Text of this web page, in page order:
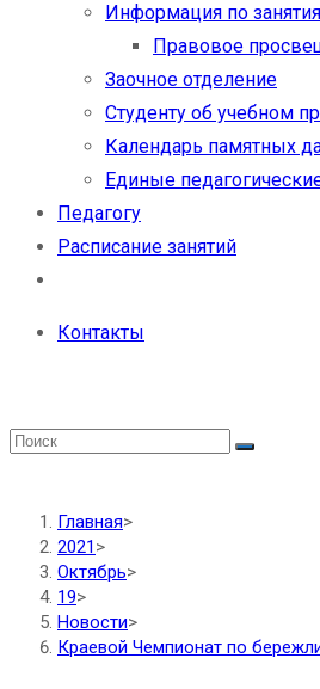
Информация по
Правовое
Заочное отделение
Студенту об учебном
Календарь памятных
Единые
Педагогу
Расписание занятий
Контакты
Главная>
2021>
Октябрь>
19>
Новости>
Краевой Чемпионат по